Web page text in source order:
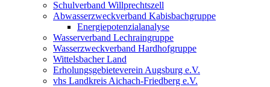
Schulverband Willprechtszell
Abwasserzweckverband Kabisbachgruppe
Energiepotenzialanalyse
Wasserverband Lechraingruppe
Wasserzweckverband Hardhofgruppe
Wittelsbacher Land
Erholungsgebieteverein Augsburg e.V.
vhs Landkreis Aichach-Friedberg e.V.